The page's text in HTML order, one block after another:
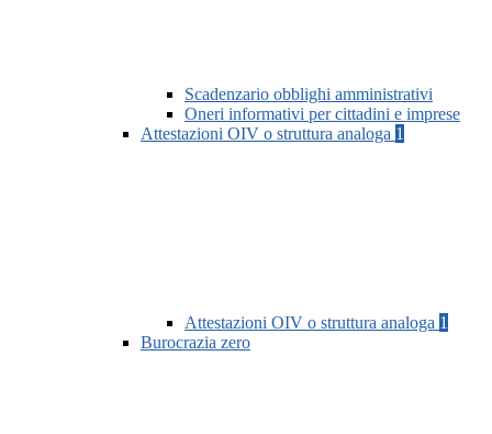
Scadenzario obblighi amministrativi
Oneri informativi per cittadini e imprese
Attestazioni OIV o struttura analoga 1
Attestazioni OIV o struttura analoga 1
Burocrazia zero